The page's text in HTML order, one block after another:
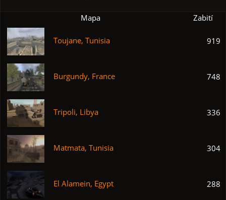
Mapa Zabití
Toujane, Tunisia 919
Burgundy, France 748
Tripoli, Libya 336
Matmata, Tunisia 304
El Alamein, Egypt 288